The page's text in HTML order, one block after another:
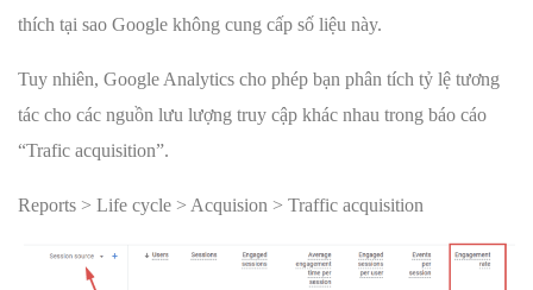
thích tại sao Google không cung cấp số liệu này.
Tuy nhiên, Google Analytics cho phép bạn phân tích tỷ lệ tương
tác cho các nguồn lưu lượng truy cập khác nhau trong báo cáo
“Trafic acquisition”.
Reports > Life cycle > Acquision > Traffic acquisition